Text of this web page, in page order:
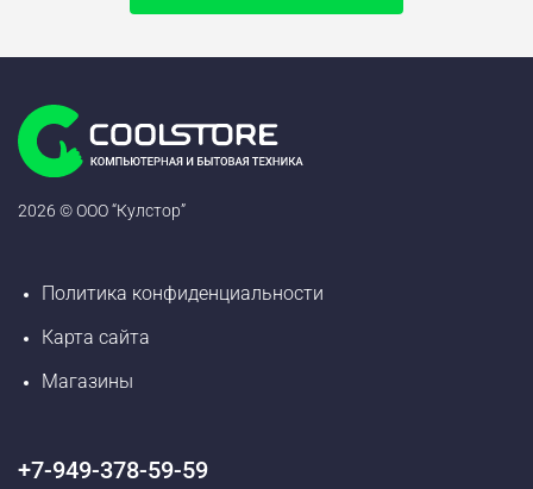
2026 © ООО “Кулстор”
Политика конфиденциальности
Карта сайта
Магазины
+7-949-378-59-59